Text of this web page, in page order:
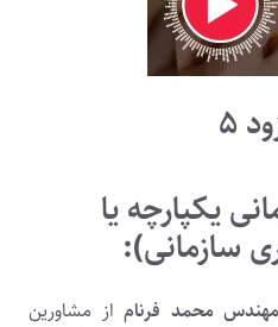
۵
یکپارچه یا
سازمانی):
مهندس محمد فرناماز مشاورین